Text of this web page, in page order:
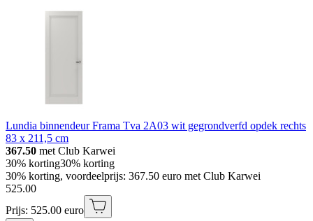
Lundia binnendeur Frama Tva 2A03 wit gegrondverfd opdek rechts
83 x 211,5 cm
367.50 met Club Karwei
30% korting30% korting
30% korting, voordeelprijs: 367.50 euro met Club Karwei
525.00
Prijs: 525.00 euro